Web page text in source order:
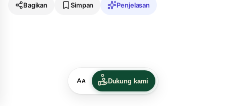
Bagikan Simpan Penjelasan
Dukung kami